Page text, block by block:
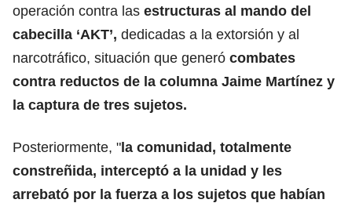
operación contra las estructuras al mando del
cabecilla ‘AKT’, dedicadas a la extorsión y al
narcotráfico, situación que generó combates
contra reductos de la columna Jaime Martínez y
la captura de tres sujetos.
Posteriormente, "la comunidad, totalmente
constreñida, interceptó a la unidad y les
arrebató por la fuerza a los sujetos que habían